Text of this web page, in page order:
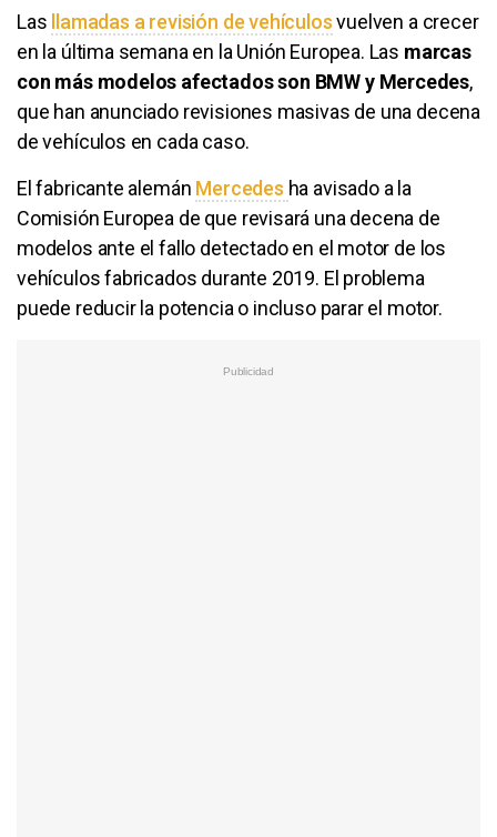
Las llamadas a revisión de vehículosvuelven a crecer
en la última semana en la Unión Europea. Las marcas
con más modelos afectados son BMW y Mercedes,
que han anunciado revisiones masivas de una decena
de vehículos en cada caso.
El fabricante alemán Mercedes ha avisado a la
Comisión Europea de que revisará una decena de
modelos ante el fallo detectado en el motor de los
vehículos fabricados durante 2019. El problema
puede reducir la potencia o incluso parar el motor.